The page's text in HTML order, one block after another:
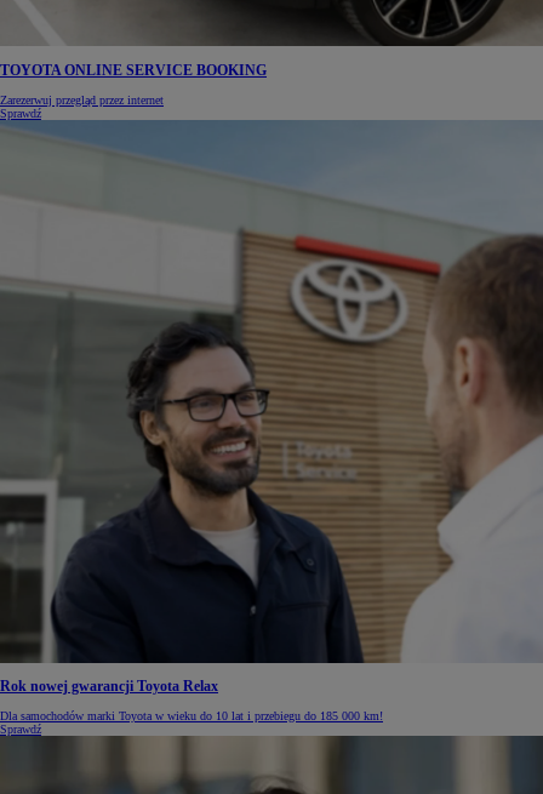
TOYOTA ONLINE SERVICE BOOKING
Zarezerwuj przegląd przez internet
Sprawdź
Rok nowej gwarancji Toyota Relax
Dla samochodów marki Toyota w wieku do 10 lat i przebiegu do 185 000 km!
Sprawdź